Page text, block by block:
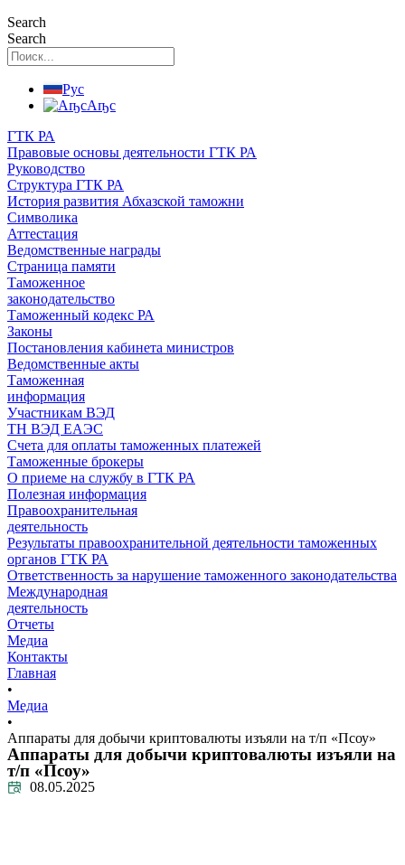
Search
Search
Рус
Аҧс
ГТК РА
Правовые основы деятельности ГТК РА
Руководство
Структура ГТК РА
История развития Абхазской таможни
Символика
Аттестация
Ведомственные награды
Страница памяти
Таможенное
законодательство
Таможенный кодекс РА
Законы
Постановления кабинета министров
Ведомственные акты
Таможенная
информация
Участникам ВЭД
ТН ВЭД ЕАЭС
Счета для оплаты таможенных платежей
Таможенные брокеры
О приеме на службу в ГТК РА
Полезная информация
Правоохранительная
деятельность
Результаты правоохранительной деятельности таможенных
органов ГТК РА
Ответственность за нарушение таможенного законодательства
Международная
деятельность
Отчеты
Медиа
Контакты
Главная
•
Медиа
•
Аппараты для добычи криптовалюты изъяли на т/п «Псоу»
Аппараты для добычи криптовалюты изъяли на
т/п «Псоу»
08.05.2025